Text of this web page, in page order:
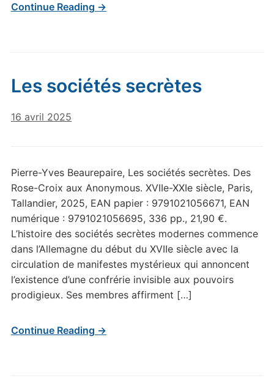
Continue Reading →
Les sociétés secrètes
16 avril 2025
Pierre-Yves Beaurepaire, Les sociétés secrètes. Des
Rose-Croix aux Anonymous. XVIIe-XXIe siècle, Paris,
Tallandier, 2025, EAN papier : 9791021056671, EAN
numérique : 9791021056695, 336 pp., 21,90 €.
L’histoire des sociétés secrètes modernes commence
dans l’Allemagne du début du XVIIe siècle avec la
circulation de manifestes mystérieux qui annoncent
l’existence d’une confrérie invisible aux pouvoirs
prodigieux. Ses membres affirment […]
Continue Reading →